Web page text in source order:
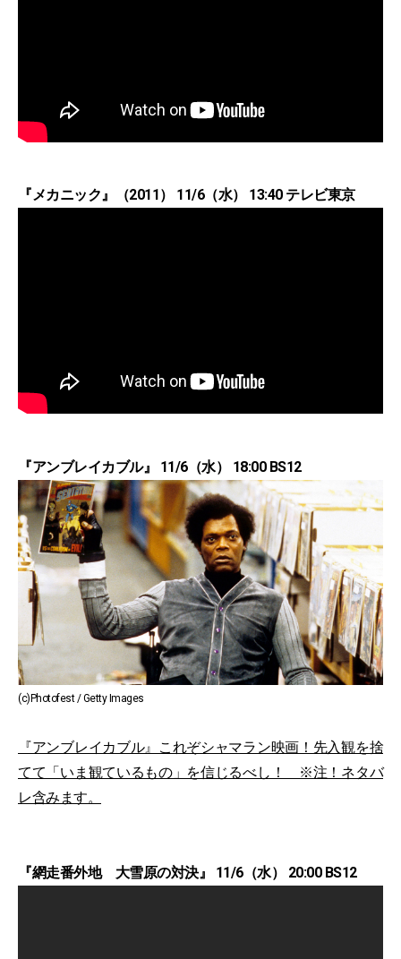
『メカニック』（2011） 11/6（水） 13:40 テレビ東京
『アンブレイカブル』 11/6（水） 18:00 BS12
(c)Photofest / Getty Images
『アンブレイカブル』これぞシャマラン映画！先入観を捨
てて「いま観ているもの」を信じるべし！ ※注！ネタバ
レ含みます。
『網走番外地 大雪原の対決』 11/6（水） 20:00 BS12